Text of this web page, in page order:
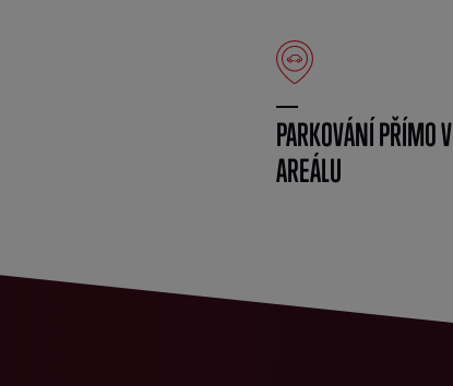
PARKOVÁNÍ PŘÍMO V
AREÁLU